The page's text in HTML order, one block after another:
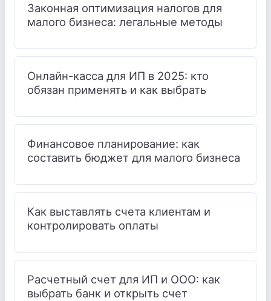
Законная оптимизация налогов для
малого бизнеса: легальные методы
Онлайн-касса для ИП в 2025: кто
обязан применять и как выбрать
Финансовое планирование: как
составить бюджет для малого бизнеса
Как выставлять счета клиентам и
контролировать оплаты
Расчетный счет для ИП и ООО: как
выбрать банк и открыть счет